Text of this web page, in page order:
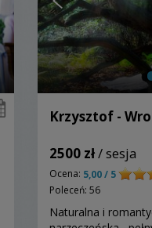
Krzysztof -
2500 zł/ sesja
Ocena: 5,00 / 5
Poleceń: 56
Naturalna i